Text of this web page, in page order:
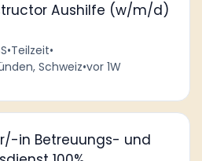
Aushilfe (w/m/d)
•Teilzeit•
Schweiz•vor 1W
in Betreuungs- und